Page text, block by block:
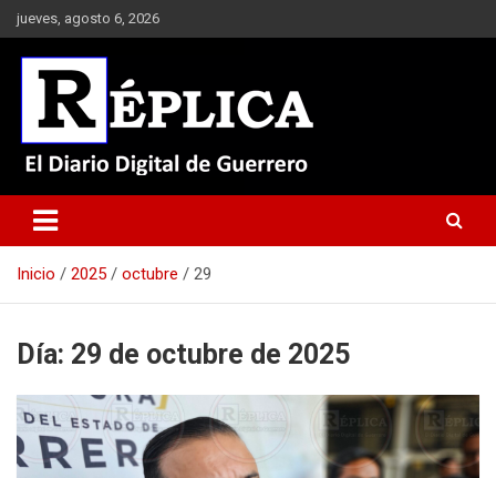
Saltar
al
contenido
jueves, agosto 6, 2026
Réplica
Inicio 2025 octubre 29
Día: 29 de octubre de 2025